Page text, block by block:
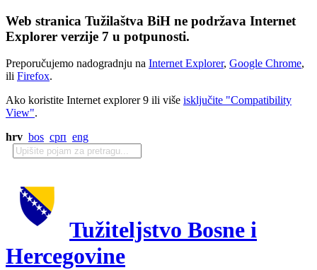
Web stranica Tužilaštva BiH ne podržava Internet
Explorer verzije 7 u potpunosti.
Preporučujemo nadogradnju na Internet Explorer, Google Chrome,
ili Firefox.
Ako koristite Internet explorer 9 ili više isključite "Compatibility
View".
hrv bos срп eng
Tužiteljstvo Bosne i
Hercegovine